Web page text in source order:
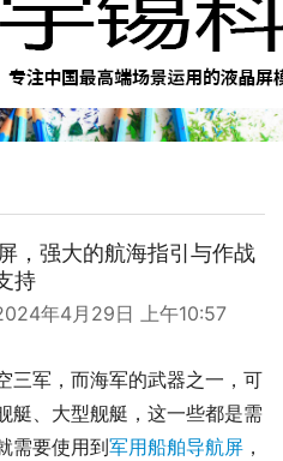
，强大的航海指引与作战
持
年4月29日 上午10:57
三军，而海军的武器之一，可
艇、大型舰艇，这一些都是需
需要使用到军用船舶导航屏 ，